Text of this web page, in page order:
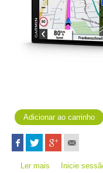
Ler mais acerca de
Inicie